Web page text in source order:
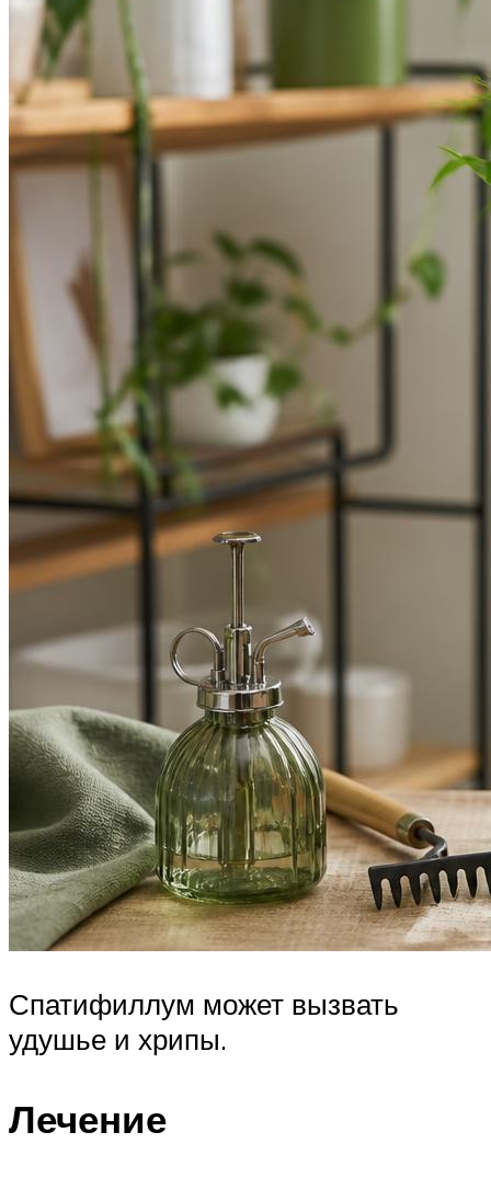
Спатифиллум может вызвать
удушье и хрипы.
Лечение